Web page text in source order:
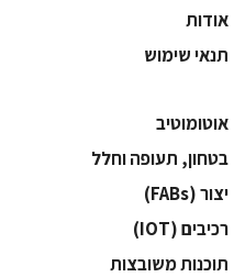
אודות
תנאי שימוש
אוטומוטיב
בטחון, תעופה וחלל
‫יצור (‪(FABs‬‬
‫רכיבים‬ (IOT)
‫תוכנות משובצות‬